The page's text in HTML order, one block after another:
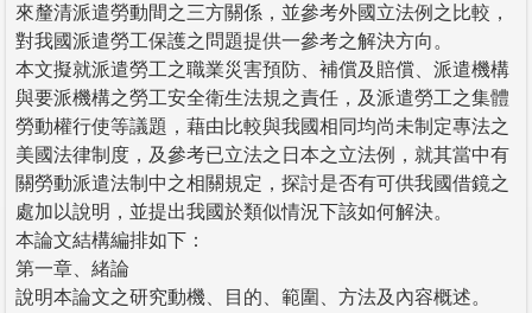
來釐清派遣勞動間之三方關係，並參考外國立法例之比較，
對我國派遣勞工保護之問題提供一參考之解決方向。
本文擬就派遣勞工之職業災害預防、補償及賠償、派遣機構
與要派機構之勞工安全衛生法規之責任，及派遣勞工之集體
勞動權行使等議題，藉由比較與我國相同均尚未制定專法之
美國法律制度，及參考已立法之日本之立法例，就其當中有
關勞動派遣法制中之相關規定，探討是否有可供我國借鏡之
處加以說明，並提出我國於類似情況下該如何解決。
本論文結構編排如下：
第一章、緒論
說明本論文之研究動機、目的、範圍、方法及內容概述。